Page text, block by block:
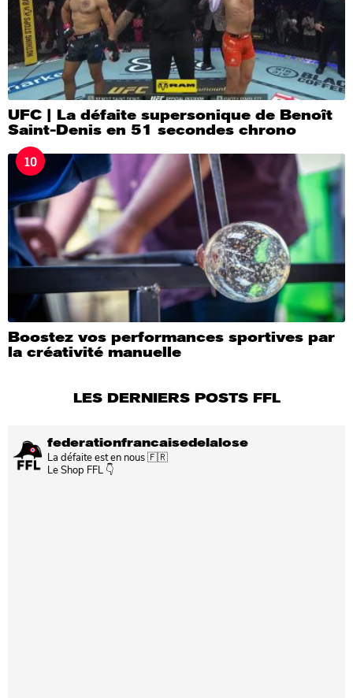
UFC | La défaite supersonique de Benoît
Saint-Denis en 51 secondes chrono
10
Boostez vos performances sportives par
la créativité manuelle
LES DERNIERS POSTS FFL
federationfrancaisedelalose
La défaite est en nous 🇫🇷
Le Shop FFL 👇